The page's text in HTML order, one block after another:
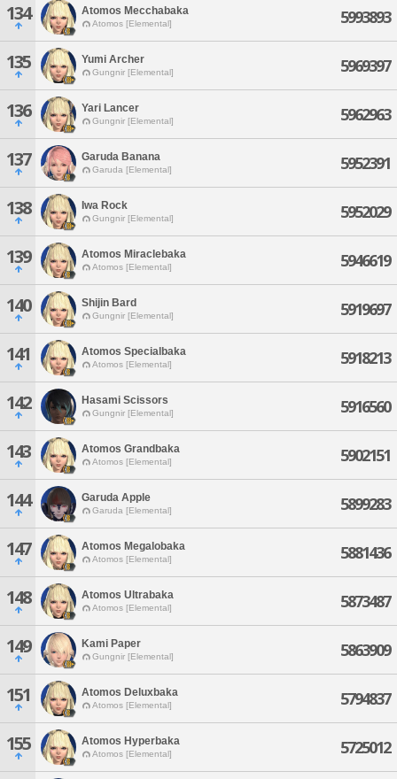
134 Atomos Mecchabaka
Atomos [Elemental] 5993893
135 Yumi Archer
Gungnir [Elemental] 5969397
136 Yari Lancer
Gungnir [Elemental] 5962963
137 Garuda Banana
Garuda [Elemental] 5952391
138 Iwa Rock
Gungnir [Elemental] 5952029
139 Atomos Miraclebaka
Atomos [Elemental] 5946619
140 Shijin Bard
Gungnir [Elemental] 5919697
141 Atomos Specialbaka
Atomos [Elemental] 5918213
142 Hasami Scissors
Gungnir [Elemental] 5916560
143 Atomos Grandbaka
Atomos [Elemental] 5902151
144 Garuda Apple
Garuda [Elemental] 5899283
147 Atomos Megalobaka
Atomos [Elemental] 5881436
148 Atomos Ultrabaka
Atomos [Elemental] 5873487
149 Kami Paper
Gungnir [Elemental] 5863909
151 Atomos Deluxbaka
Atomos [Elemental] 5794837
155 Atomos Hyperbaka
Atomos [Elemental] 5725012